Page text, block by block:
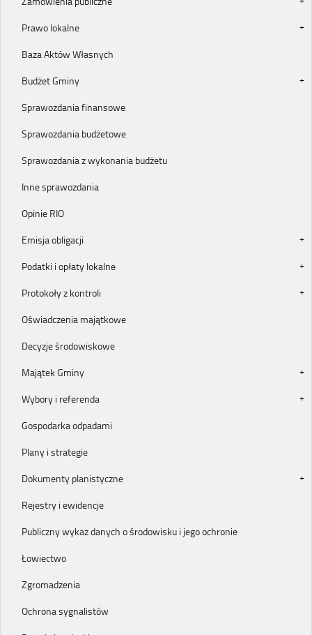
Prawo lokalne
Baza Aktów Własnych
Budżet Gminy
Sprawozdania finansowe
Sprawozdania budżetowe
Sprawozdania z wykonania budżetu
Inne sprawozdania
Opinie RIO
Emisja obligacji
Podatki i opłaty lokalne
Protokoły z kontroli
Oświadczenia majątkowe
Decyzje środowiskowe
Majątek Gminy
Wybory i referenda
Gospodarka odpadami
Plany i strategie
Dokumenty planistyczne
Rejestry i ewidencje
Publiczny wykaz danych o środowisku i jego ochronie
Łowiectwo
Zgromadzenia
Ochrona sygnalistów